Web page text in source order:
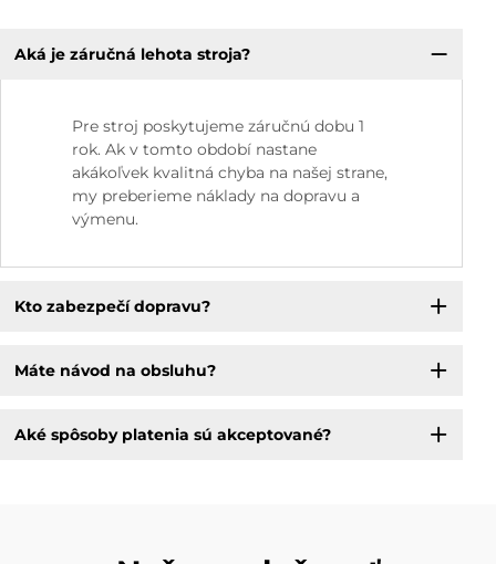
Aká je záručná lehota stroja?
Pre stroj poskytujeme záručnú dobu 1
rok. Ak v tomto období nastane
akákoľvek kvalitná chyba na našej strane,
my preberieme náklady na dopravu a
výmenu.
Kto zabezpečí dopravu?
Máte návod na obsluhu?
Aké spôsoby platenia sú akceptované?